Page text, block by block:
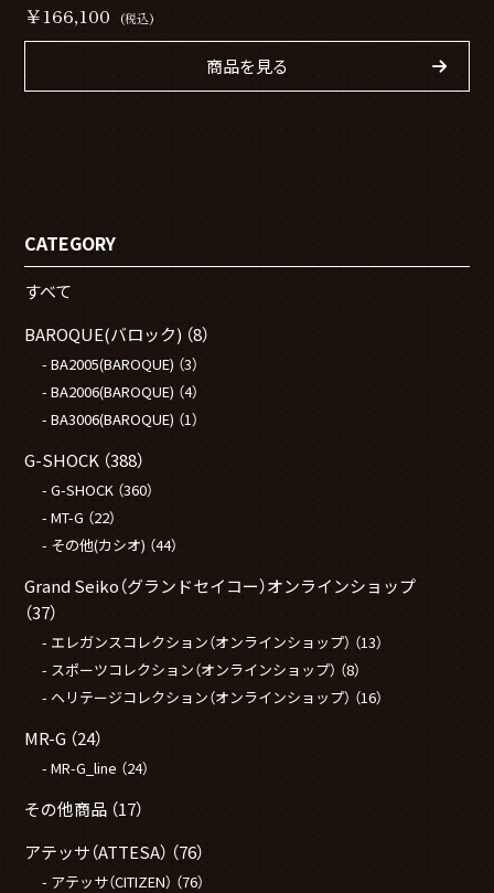
￥166,100 (税込)
商品を見る
CATEGORY
すべて
BAROQUE(バロック) （8）
BA2005(BAROQUE) （3）
BA2006(BAROQUE) （4）
BA3006(BAROQUE) （1）
G-SHOCK （388）
G-SHOCK （360）
MT-G （22）
その他(カシオ) （44）
Grand Seiko（グランドセイコー）オンラインショップ
（37）
エレガンスコレクション（オンラインショップ） （13）
スポーツコレクション（オンラインショップ） （8）
ヘリテージコレクション（オンラインショップ） （16）
MR-G （24）
MR-G_line （24）
その他商品 （17）
アテッサ（ATTESA） （76）
アテッサ（CITIZEN） （76）